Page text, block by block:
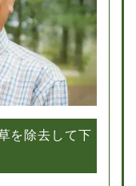
を除去して下